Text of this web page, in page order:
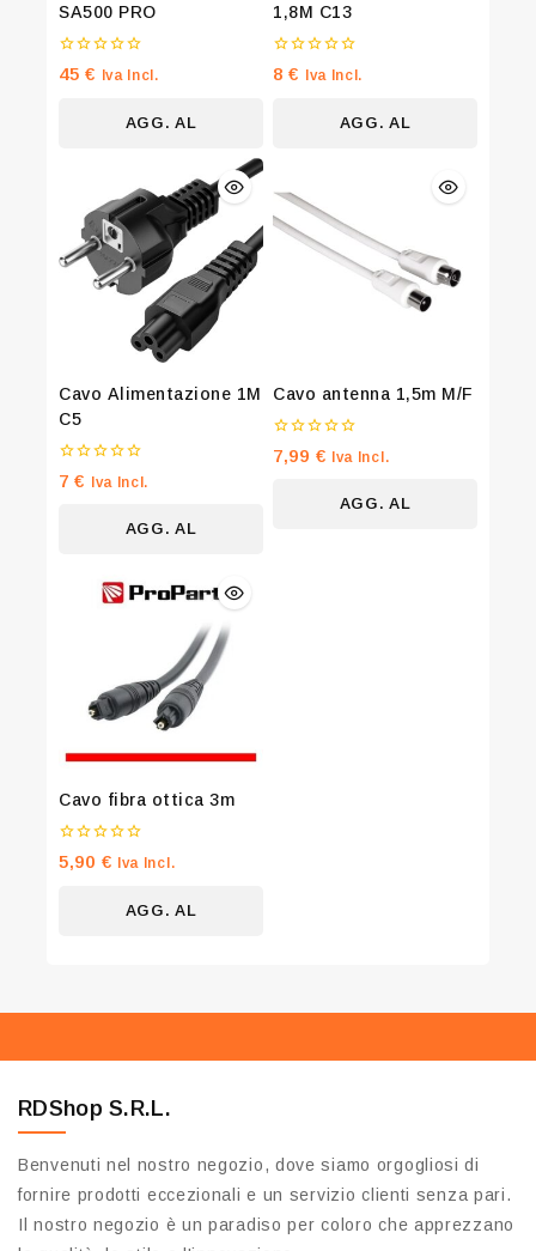
SA500 PRO
0
su
45€ Iva Incl.
AGG. AL
1,8M C13
0
su
8€ Iva Incl.
AGG. AL
Cavo Alimentazione 1M
C5
0
su
7€ Iva Incl.
AGG. AL
Cavo antenna 1,5m M/F
0
su
7,99 € Iva Incl.
AGG. AL
Cavo fibra ottica 3m
0
su
5,90 € Iva Incl.
AGG. AL
RDShop S.R.L.
Benvenuti nel nostro negozio, dove siamo orgogliosi di
fornire prodotti eccezionali e un servizio clienti senza pari.
Il nostro negozio è un paradiso per coloro che apprezzano
Join our newsletter and get 20% off
Be the first to know about our new arrivals, exclusive
offers and the latest fashion update.
By subscribing, you agree to our privacy policy.